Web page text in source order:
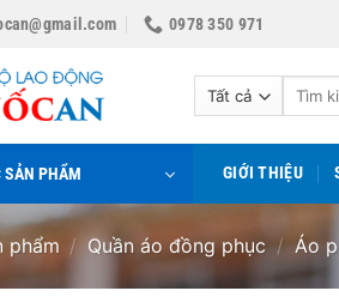
0978 350 971
Tìm
SẢN PHẨM GIỚI THIỆU
phẩm / Quần áo đồng phục / Áo